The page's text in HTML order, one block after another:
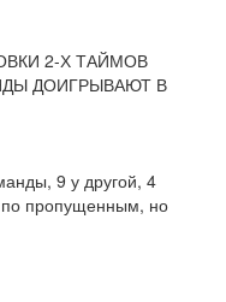
2-Х ТАЙМОВ
ДОИГРЫВАЮТ В
9 у другой, 4
по пропущенным, но